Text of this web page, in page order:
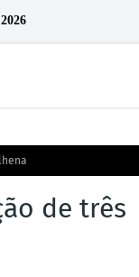
de três